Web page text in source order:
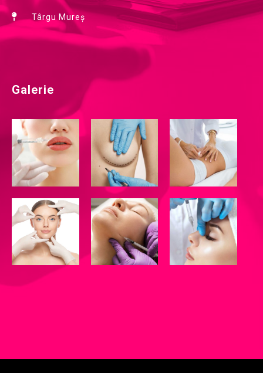
Târgu Mureș
Galerie